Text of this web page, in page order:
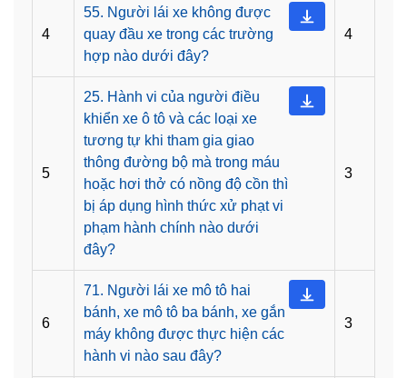
4
55. Người lái xe không được
quay đầu xe trong các trường
hợp nào dưới đây?
4
5
25. Hành vi của người điều
khiển xe ô tô và các loại xe
tương tự khi tham gia giao
thông đường bộ mà trong máu
hoặc hơi thở có nồng độ cồn thì
bị áp dụng hình thức xử phạt vi
phạm hành chính nào dưới
đây?
3
6
71. Người lái xe mô tô hai
bánh, xe mô tô ba bánh, xe gắn
máy không được thực hiện các
hành vi nào sau đây?
3